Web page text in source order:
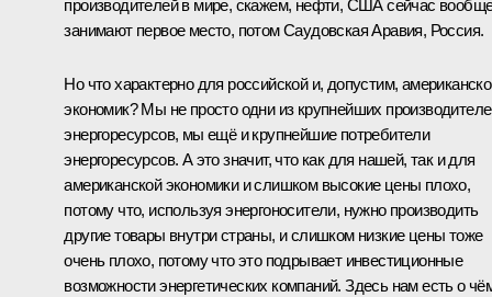
производителей в мире, скажем, нефти, США сейчас
занимают первое место, потом Саудовская Аравия, Россия.
Но что характерно для российской и, допустим,
экономик? Мы не просто одни из крупнейших
энергоресурсов, мы ещё и крупнейшие потребители
энергоресурсов. А это значит, что как для нашей, так и для
американской экономики и слишком высокие цены плохо,
потому что, используя энергоносители, нужно производить
другие товары внутри страны, и слишком низкие цены тоже
очень плохо, потому что это подрывает инвестиционные
возможности энергетических компаний. Здесь нам есть о